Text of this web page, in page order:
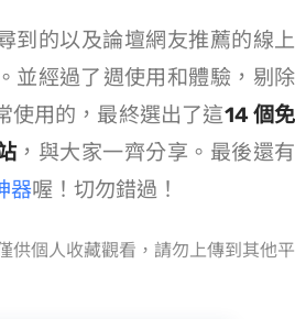
到的以及論壇網友推薦的線上
並經過了 3 週使用和體驗，剔除
使用的，最終選出了這14 個免
，與大家一齊分享。最後還有
器喔！切勿錯過！
供個人收藏觀看，請勿上傳到其他平